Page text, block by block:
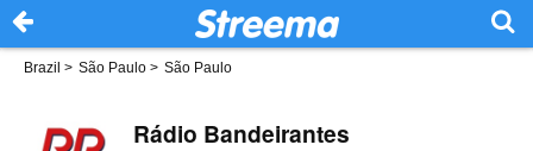
Brazil > São Paulo > São Paulo
Rádio Bandeirantes